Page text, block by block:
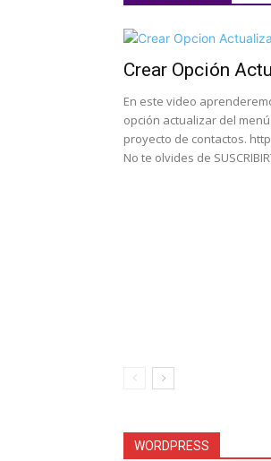
Crear Opción
En este video
opción actualizar del
proyecto de contactos.
No te olvides de
WORDPRESS